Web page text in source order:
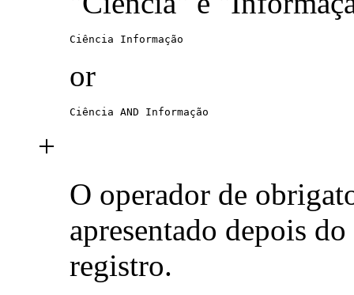
Ciência Informação
or
Ciência AND Informação
+
O operador de
apresentado depois
registro.